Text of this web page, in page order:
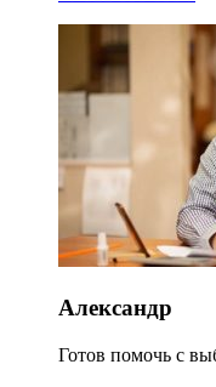
Александр
Готов помочь с